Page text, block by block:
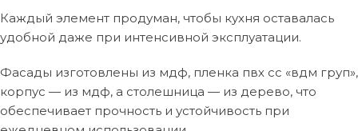
Каждый элемент продуман, чтобы кухня оставалась
удобной даже при интенсивной эксплуатации.
Фасады изготовлены из мдф, пленка пвх cc «вдм груп»,
корпус — из мдф, а столешница — из дерево, что
обеспечивает прочность и устойчивость при